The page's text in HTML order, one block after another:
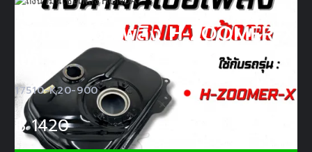
ถังน้ำมันเชื้อเพลิง H-ZOOMER-X
17510-K20-900
฿ 1420